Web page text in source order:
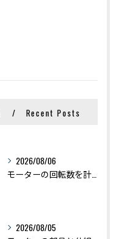
Recent Posts
2026/08/06
2026/08/05